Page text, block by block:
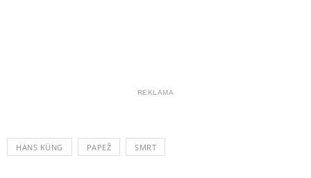
REKLAMA
HANS KÜNG PAPEŽ SMRT